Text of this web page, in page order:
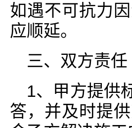
如遇不可抗力
应顺延。
三、双方责任
1、甲方提供
答，并及时提